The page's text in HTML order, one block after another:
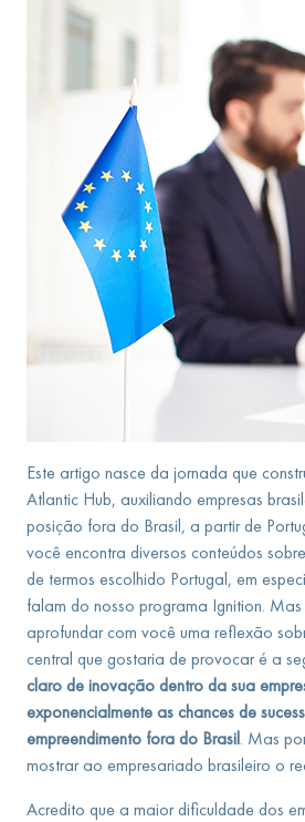
Este artigo nasce da jornada que
Atlantic Hub, auxiliando empresas
posição fora do Brasil, a partir de
você encontra diversos conteúdos
de termos escolhido Portugal, em
falam do nosso programa Ignition.
aprofundar com você uma reflexão
central que gostaria de provocar é a
claro de inovação dentro da sua
exponencialmente as chances de
empreendimento fora do Brasil. Mas
mostrar ao empresariado brasileiro o
Acredito que a maior dificuldade dos